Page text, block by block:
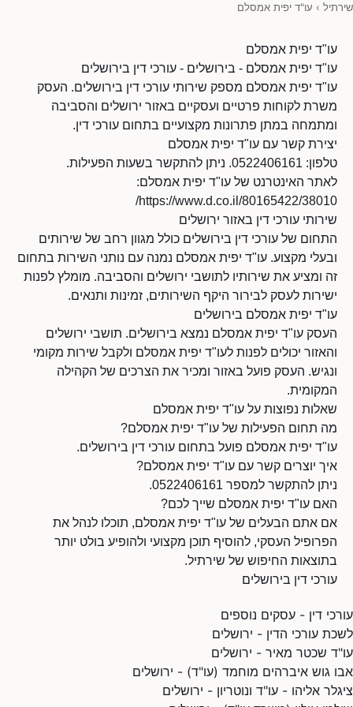
שירתיל › עו"ד יפית אמסלם
עו"ד יפית אמסלם
עו"ד יפית אמסלם - בירושלים - עורכי דין בירושלים
עו"ד יפית אמסלם מספק שירותי עורכי דין בירושלים. העסק
משרת לקוחות פרטיים ועסקיים באזור ירושלים והסביבה
ומתמחה במתן פתרונות מקצועיים בתחום עורכי דין.
יצירת קשר עם עו"ד יפית אמסלם
טלפון: 0522406161. ניתן להתקשר בשעות הפעילות.
לאתר האינטרנט של עו"ד יפית אמסלם:
https://www.d.co.il/80165422/38010/
שירותי עורכי דין באזור ירושלים
התחום של עורכי דין בירושלים כולל מגוון רחב של שירותים
ובעלי מקצוע. עו"ד יפית אמסלם נמנה עם נותני השירות בתחום
זה ומציע את שירותיו לתושבי ירושלים והסביבה. מומלץ לפנות
ישירות לעסק לבירור היקף השירותים, זמינות ותנאים.
עו"ד יפית אמסלם בירושלים
העסק עו"ד יפית אמסלם נמצא בירושלים. תושבי ירושלים
והאזור יכולים לפנות לעו"ד יפית אמסלם ולקבל שירות מקומי
ונגיש. העסק פועל באזור ומכיר את הצרכים של הקהילה
המקומית.
שאלות נפוצות על עו"ד יפית אמסלם
מה תחום הפעילות של עו"ד יפית אמסלם?
עו"ד יפית אמסלם פועל בתחום עורכי דין בירושלים.
איך יוצרים קשר עם עו"ד יפית אמסלם?
ניתן להתקשר למספר 0522406161.
האם עו"ד יפית אמסלם שייך לכם?
אם אתם הבעלים של עו"ד יפית אמסלם, תוכלו לנהל את
הפרופיל העסקי, להוסיף תוכן מקצועי ולהופיע בולט יותר
בתוצאות החיפוש של שירתיל.
עורכי דין בירושלים
עורכי דין - עסקים נוספים
לשכת עורכי הדין - ירושלים
עו"ד שכטר מאיר - ירושלים
אבו גוש איברהים מוחמד (עו"ד) - ירושלים
ציגלר אליהו - עו"ד ונוטריון - ירושלים